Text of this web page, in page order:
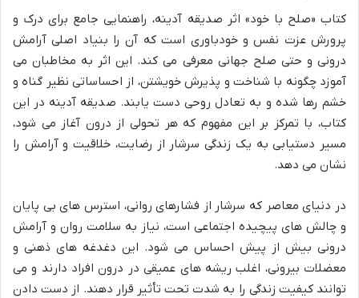
کتاب «صلح با خود» اثر صدیقه آدینه، راهنمایی جامع برای درک و
پرورش عزت نفس و خودباوری است که آن را بنیاد اصلی آرامش
درونی و حتی صلح جهانی معرفی می کند. این اثر به مخاطبان می
آموزد چگونه با شناخت و پذیرش خویشتن، از احساساتی نظیر گناه و
خشم رها شده و به تعادل روحی دست یابند. صدیقه آدینه در این
کتاب، با تمرکز بر این مفهوم که هر تحولی از درون آغاز می شود،
مسیر دستیابی به یک زندگی سرشار از رضایت، خلاقیت و آرامش را
نشان می دهد.
در دنیای معاصر که سرشار از فشارهای روانی، استرس های بی پایان
و چالش های پیچیده اجتماعی است، نیاز به سلامت روان و آرامش
درونی بیش از پیش احساس می شود. این دغدغه های ذهنی و
معضلات بیرونی، اغلب ریشه های عمیقی در درون افراد دارند و می
توانند کیفیت زندگی را به شدت تحت تأثیر قرار دهند. از دست دادن